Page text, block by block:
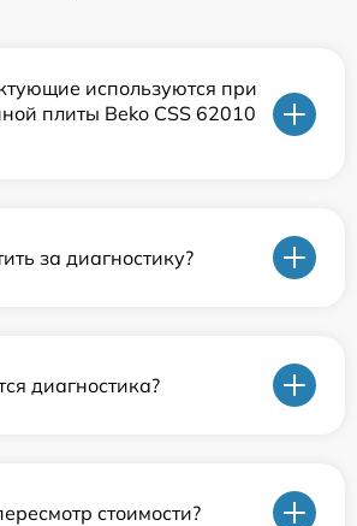
используются при
плиты Beko CSS 62010
за диагностику?
диагностика?
стоимости?